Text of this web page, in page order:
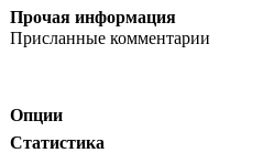
Прочая информация
Присланные комментарии
Опции
Статистика